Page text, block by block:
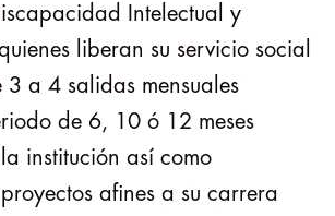
Intelectual y
liberan su servicio social
a 4 salidas mensuales
de 6, 10 ó 12 meses
institución así como
afines a su carrera